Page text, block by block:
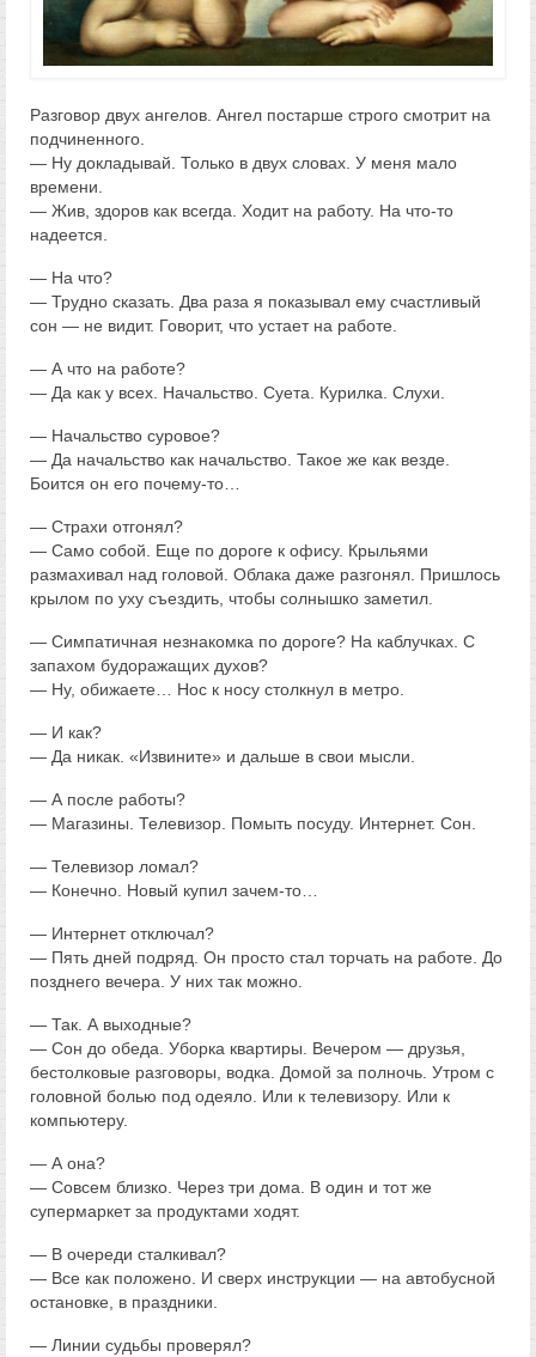
Разговор двух ангелов. Ангел постарше строго смотрит на
подчиненного.
— Ну докладывай. Только в двух словах. У меня мало
времени.
— Жив, здоров как всегда. Ходит на работу. На что-то
надеется.
— На что?
— Трудно сказать. Два раза я показывал ему счастливый
сон — не видит. Говорит, что устает на работе.
— А что на работе?
— Да как у всех. Начальство. Суета. Курилка. Слухи.
— Начальство суровое?
— Да начальство как начальство. Такое же как везде.
Боится он его почему-то…
— Страхи отгонял?
— Само собой. Еще по дороге к офису. Крыльями
размахивал над головой. Облака даже разгонял. Пришлось
крылом по уху съездить, чтобы солнышко заметил.
— Симпатичная незнакомка по дороге? На каблучках. С
запахом будоражащих духов?
— Ну, обижаете… Нос к носу столкнул в метро.
— И как?
— Да никак. «Извините» и дальше в свои мысли.
— А после работы?
— Магазины. Телевизор. Помыть посуду. Интернет. Сон.
— Телевизор ломал?
— Конечно. Новый купил зачем-то…
— Интернет отключал?
— Пять дней подряд. Он просто стал торчать на работе. До
позднего вечера. У них так можно.
— Так. А выходные?
— Сон до обеда. Уборка квартиры. Вечером — друзья,
бестолковые разговоры, водка. Домой за полночь. Утром с
головной болью под одеяло. Или к телевизору. Или к
компьютеру.
— А она?
— Совсем близко. Через три дома. В один и тот же
супермаркет за продуктами ходят.
— В очереди сталкивал?
— Все как положено. И сверх инструкции — на автобусной
остановке, в праздники.
— Линии судьбы проверял?